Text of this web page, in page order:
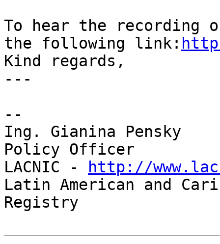
To hear the recording
the following link:
Kind regards,
---
--
Ing. Gianina Pensky
Policy Officer
LACNIC -
http://
Latin American and
Registry